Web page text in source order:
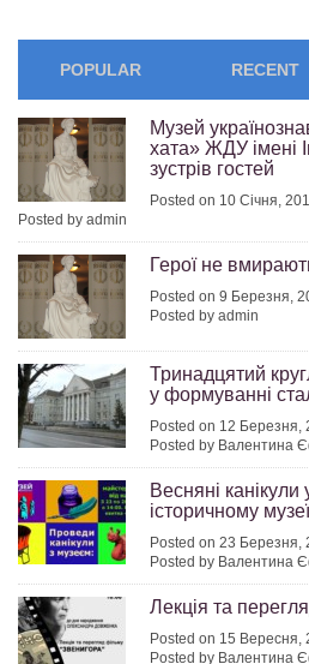
POPULAR RECENT
Музей
хата» ЖДУ імені
зустрів гостей
Posted on 10 Січня,
Posted by admin
Герої не
Posted on 9 Березня,
Posted by admin
Тринадцятий
у формуванні
Posted on 12 Березня,
Posted by Валентина
Весняні
історичному музеї
Posted on 23 Березня,
Posted by Валентина
Лекція та
Posted on 15 Вересня,
Posted by Валентина